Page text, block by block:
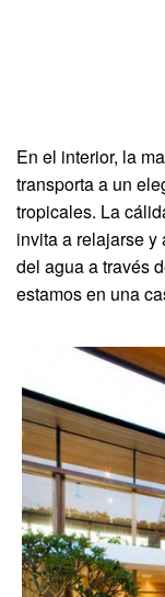
En el interior, la
transporta a un
tropicales. La
invita a relajarse y
del agua a través
estamos en una